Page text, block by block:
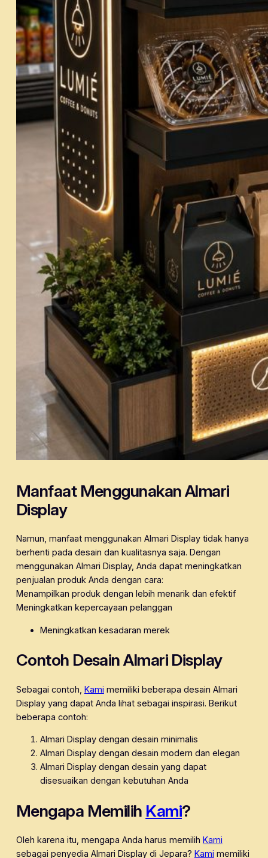
Manfaat Menggunakan Almari
Display
Namun, manfaat menggunakan Almari Display tidak hanya
berhenti pada desain dan kualitasnya saja. Dengan
menggunakan Almari Display, Anda dapat meningkatkan
penjualan produk Anda dengan cara:
Menampilkan produk dengan lebih menarik dan efektif
Meningkatkan kepercayaan pelanggan
Meningkatkan kesadaran merek
Contoh Desain Almari Display
Sebagai contoh, Kami memiliki beberapa desain Almari
Display yang dapat Anda lihat sebagai inspirasi. Berikut
beberapa contoh:
Almari Display dengan desain minimalis
Almari Display dengan desain modern dan elegan
Almari Display dengan desain yang dapat
disesuaikan dengan kebutuhan Anda
Mengapa Memilih Kami?
Oleh karena itu, mengapa Anda harus memilih Kami
sebagai penyedia Almari Display di Jepara? Kami memiliki